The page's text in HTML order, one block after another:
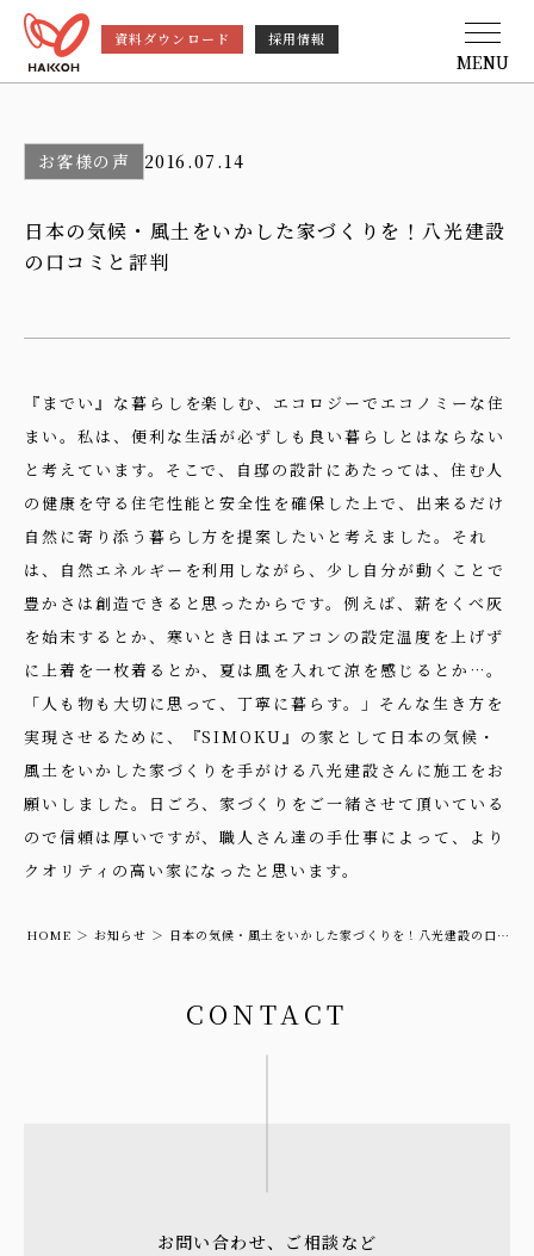
資料ダウンロード 採用情報
MENU
お客様の声 2016.07.14
日本の気候・風土をいかした家づくりを！八光建設
の口コミと評判
『までい』な暮らしを楽しむ、エコロジーでエコノミーな住
まい。私は、便利な生活が必ずしも良い暮らしとはならない
と考えています。そこで、自邸の設計にあたっては、住む人
の健康を守る住宅性能と安全性を確保した上で、出来るだけ
自然に寄り添う暮らし方を提案したいと考えました。それ
は、自然エネルギーを利用しながら、少し自分が動くことで
豊かさは創造できると思ったからです。例えば、薪をくべ灰
を始末するとか、寒いとき日はエアコンの設定温度を上げず
に上着を一枚着るとか、夏は風を入れて涼を感じるとか…。
「人も物も大切に思って、丁寧に暮らす。」そんな生き方を
実現させるために、『SIMOKU』の家として日本の気候・
風土をいかした家づくりを手がける八光建設さんに施工をお
願いしました。日ごろ、家づくりをご一緒させて頂いている
ので信頼は厚いですが、職人さん達の手仕事によって、より
クオリティの高い家になったと思います。
HOME お知らせ
日本の気候・風土をいかした家づくりを！八光建設の口コ
CONTACT
お問い合わせ、ご相談など